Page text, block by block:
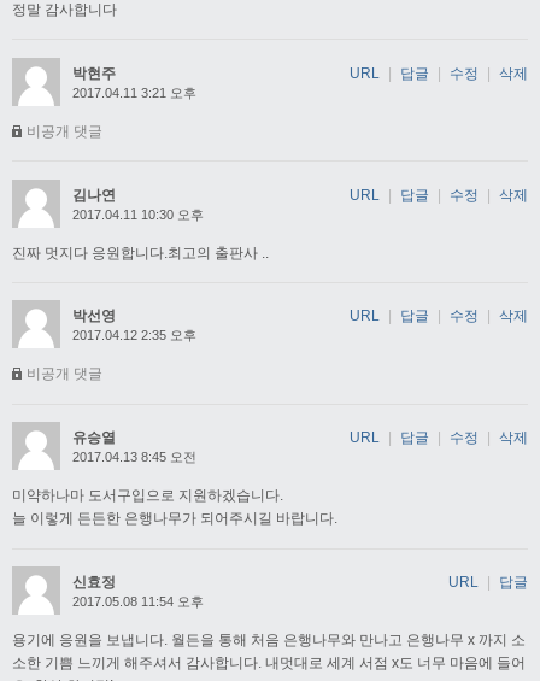
정말 감사합니다
박현주
2017.04.11 3:21 오후
비공개 댓글
URL | 답글 | 수정 | 삭제
김나연
2017.04.11 10:30 오후
진짜 멋지다 응원합니다.최고의 출판사 ..
URL | 답글 | 수정 | 삭제
박선영
2017.04.12 2:35 오후
비공개 댓글
URL 답글 수정 삭제
유승열
2017.04.13 8:45 오전
미약하나마 도서구입으로 지원하겠습니다.
늘 이렇게 든든한 은행나무가 되어주시길 바랍니다.
URL 답글 수정 삭제
신효정
2017.05.08 11:54 오후
용기에 응원을 보냅니다. 월든을 통해 처음 은행나무와 만나고 은행나무 x 까지 소
소한 기쁨 느끼게 해주셔서 감사합니다. 내멋대로 세계 서점 x도 너무 마음에 들어
URL 답글